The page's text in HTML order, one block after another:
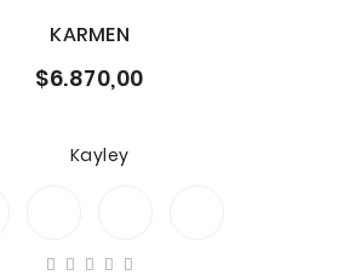
KARMEN
$6.870,00